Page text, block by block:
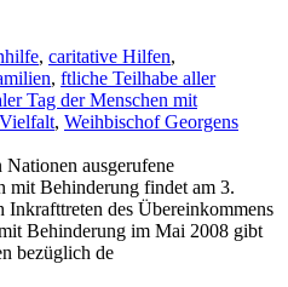
, caritative Hilfen,
, ftliche Teilhabe aller
Tag der Menschen mit
Vielfalt, Weihbischof Georgens
ausgerufene
mit Behinderung findet am 3.
Inkrafttreten des Übereinkommens
Behinderung im Mai 2008 gibt
bezüglich de